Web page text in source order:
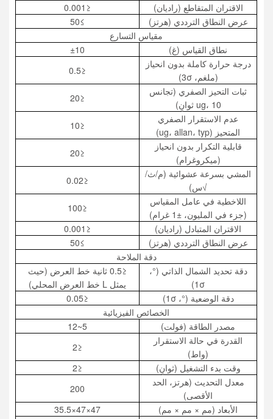
الاقتران المتقاطع (راديان)
≤0.001
عرض النطاق الترددي (هرتز)
≥50
مقياس التسارع
نطاق القياس (غ)
±10
درجة حرارة كاملة بدون انحياز
(ملغم، 3σ)
≤0.5
ثبات التحيز الصفري (تجانس
ug، 10 ثوانٍ)
≤20
عدم الاستقرار الصفري
المتحيز (ug، allan، typ)
≤10
قابلية التكرار بدون انحياز
(ميكروغرام)
≤20
المشي بسرعة عشوائية (م/ث/
√س)
≤0.02
اللاخطية في عامل المقياس
(جزء في المليون، ±1 غرام)
≤100
الاقتران المتبادل (راديان)
≤0.001
عرض النطاق الترددي (هرتز)
≥50
دقة الملاحة
دقة تحديد الشمال الذاتي (°،
1σ)
≤0.5 ثانية خط العرض (حيث
يمثل L خط العرض المحلي)
دقة الوضعية (°، 1σ)
≤0.05
الخصائص الفيزيائية
مصدر الطاقة (فولت)
5~12
القدرة في حالة الاستقرار
(واط)
≤2
وقت بدء التشغيل (ثوانٍ)
≤2
معدل التحديث (هرتز، الحد
الأقصى)
200
الأبعاد (مم × مم × مم)
47×47×35.5